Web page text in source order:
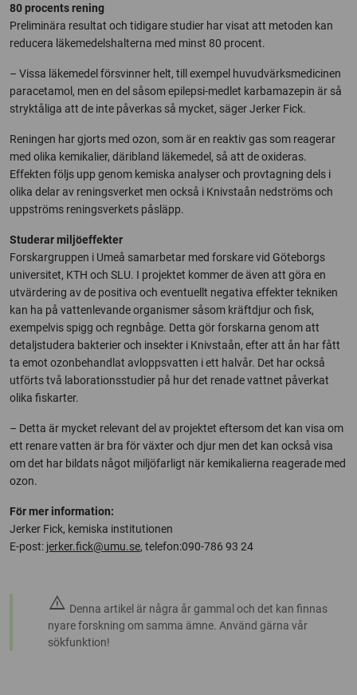
80 procents rening
Preliminära resultat och tidigare studier har visat att metoden kan
reducera läkemedelshalterna med minst 80 procent.
– Vissa läkemedel försvinner helt, till exempel huvudvärksmedicinen
paracetamol, men en del såsom epilepsi-medlet karbamazepin är så
stryktåliga att de inte påverkas så mycket, säger Jerker Fick.
Reningen har gjorts med ozon, som är en reaktiv gas som reagerar
med olika kemikalier, däribland läkemedel, så att de oxideras.
Effekten följs upp genom kemiska analyser och provtagning dels i
olika delar av reningsverket men också i Knivstaån nedströms och
uppströms reningsverkets påsläpp.
Studerar miljöeffekter
Forskargruppen i Umeå samarbetar med forskare vid Göteborgs
universitet, KTH och SLU. I projektet kommer de även att göra en
utvärdering av de positiva och eventuellt negativa effekter tekniken
kan ha på vattenlevande organismer såsom kräftdjur och fisk,
exempelvis spigg och regnbåge. Detta gör forskarna genom att
detaljstudera bakterier och insekter i Knivstaån, efter att ån har fått
ta emot ozonbehandlat avloppsvatten i ett halvår. Det har också
utförts två laborationsstudier på hur det renade vattnet påverkat
olika fiskarter.
– Detta är mycket relevant del av projektet eftersom det kan visa om
ett renare vatten är bra för växter och djur men det kan också visa
om det har bildats något miljöfarligt när kemikalierna reagerade med
ozon.
För mer information:
Jerker Fick, kemiska institutionen
E-post: jerker.fick@umu.se, telefon:090-786 93 24
warning Denna artikel är några år gammal och det kan finnas
nyare forskning om samma ämne. Använd gärna vår
sökfunktion!